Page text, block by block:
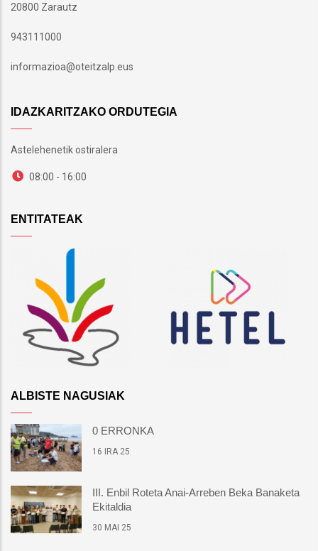
20800 Zarautz
943111000
informazioa@oteitzalp.eus
IDAZKARITZAKO ORDUTEGIA
Astelehenetik ostiralera
08:00 - 16:00
ENTITATEAK
ALBISTE NAGUSIAK
0 ERRONKA
16 IRA 25
III. Enbil Roteta Anai-Arreben Beka Banaketa
Ekitaldia
30 MAI 25